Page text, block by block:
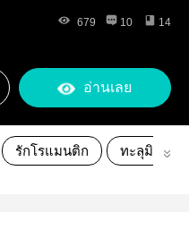
679 10 14
อ่านเลย
รักโรแมนติก ทะลุมิติ